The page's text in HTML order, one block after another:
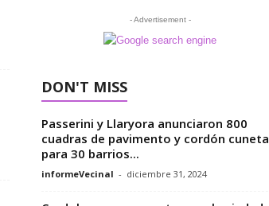
- Advertisement -
DON'T MISS
Passerini y Llaryora anunciaron 800
cuadras de pavimento y cordón cuneta
para 30 barrios...
informeVecinal - diciembre 31, 2024